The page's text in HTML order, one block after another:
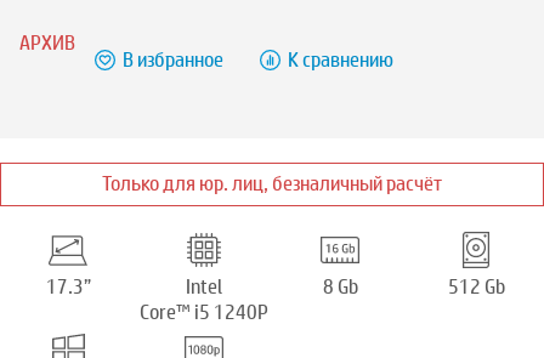
АРХИВ
В избранное К сравнению
Только для юр. лиц, безналичный расчёт
17.3”
Intel
Core™ i5 1240P
8 Gb 512 Gb